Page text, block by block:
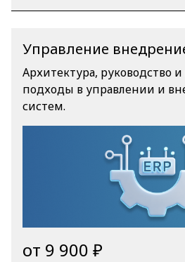
Управление
Архитектура, руководство
подходы в управлении и
систем.
от 9 900 ₽